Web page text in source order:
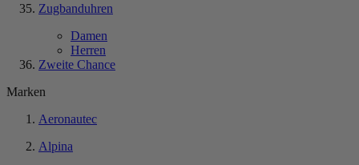
Zugbanduhren
Damen
Herren
Zweite Chance
Marken
Aeronautec
Alpina